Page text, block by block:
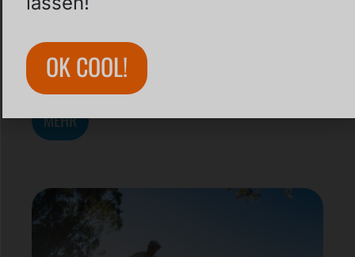
Die passende Förderstelle für Euren
Modular Pumptrack
MEHR
OK COOL!